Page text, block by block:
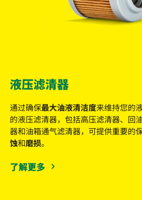
液压滤清器
通过确保最大油液清洁度来维持您的
的液压滤清器，包括高压滤清器、回
器和油箱通气滤清器，可提供重要的
蚀和磨损。
了解更多